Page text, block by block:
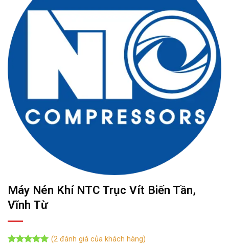
Máy Nén Khí NTC Trục Vít Biến Tần,
Vĩnh Từ
(2đánh giá của khách hàng)